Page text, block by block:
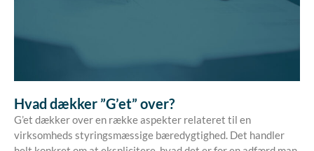
Hvad dækker ”G’et” over?
G’et dækker over en række aspekter relateret til en
virksomheds styringsmæssige bæredygtighed. Det handler